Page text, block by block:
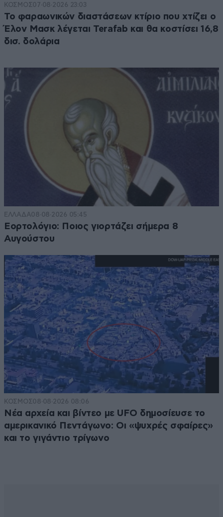
ΚΟΣΜΟΣ07·08·2026 23:03
Το φαραωνικών διαστάσεων κτίριο που χτίζει ο
Έλον Μασκ λέγεται Terafab και θα κοστίσει 16,8
δισ. δολάρια
ΕΛΛΑΔΑ08·08·2026 05:45
Εορτολόγιο: Ποιος γιορτάζει σήμερα 8
Αυγούστου
ΚΟΣΜΟΣ08·08·2026 08:06
Νέα αρχεία και βίντεο με UFO δημοσίευσε το
αμερικανικό Πεντάγωνο: Οι «ψυχρές σφαίρες»
και το γιγάντιο τρίγωνο